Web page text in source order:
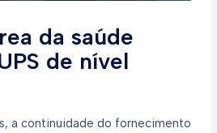
da saúde
de nível
a continuidade do fornecimento